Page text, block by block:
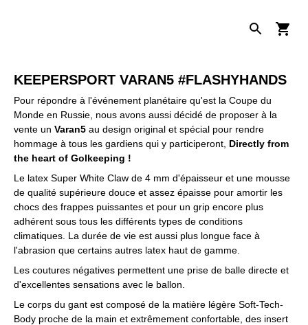
KEEPERSPORT VARAN5 #FLASHYHANDS
Pour répondre à l'événement planétaire qu'est la Coupe du
Monde en Russie, nous avons aussi décidé de proposer à la
vente un Varan5 au design original et spécial pour rendre
hommage à tous les gardiens qui y participeront, Directly from
the heart of Golkeeping !
Le latex Super White Claw de 4 mm d'épaisseur et une mousse
de qualité supérieure douce et assez épaisse pour amortir les
chocs des frappes puissantes et pour un grip encore plus
adhérent sous tous les différents types de conditions
climatiques. La durée de vie est aussi plus longue face à
l'abrasion que certains autres latex haut de gamme.
Les coutures négatives permettent une prise de balle directe et
d'excellentes sensations avec le ballon.
Le corps du gant est composé de la matière légère Soft-Tech-
Body proche de la main et extrêmement confortable, des insert